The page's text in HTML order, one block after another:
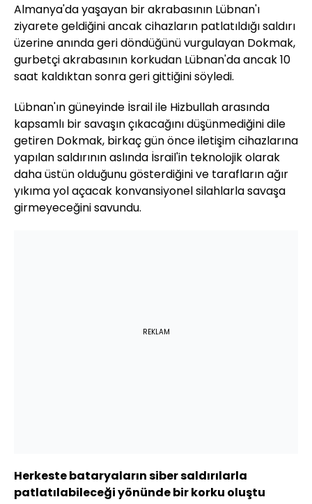
Almanya'da yaşayan bir akrabasının Lübnan'ı
ziyarete geldiğini ancak cihazların patlatıldığı saldırı
üzerine anında geri döndüğünü vurgulayan Dokmak,
gurbetçi akrabasının korkudan Lübnan'da ancak 10
saat kaldıktan sonra geri gittiğini söyledi.
Lübnan'ın güneyinde İsrail ile Hizbullah arasında
kapsamlı bir savaşın çıkacağını düşünmediğini dile
getiren Dokmak, birkaç gün önce iletişim cihazlarına
yapılan saldırının aslında İsrail'in teknolojik olarak
daha üstün olduğunu gösterdiğini ve tarafların ağır
yıkıma yol açacak konvansiyonel silahlarla savaşa
girmeyeceğini savundu.
REKLAM
Herkeste bataryaların siber saldırılarla
patlatılabileceği yönünde bir korku oluştu